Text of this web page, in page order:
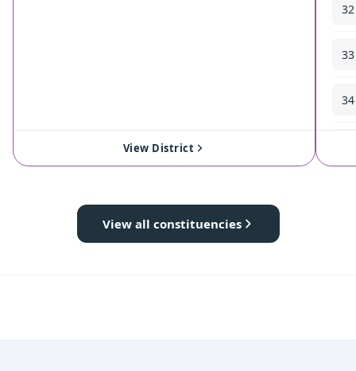
View District
32
33
34
View all constituencies